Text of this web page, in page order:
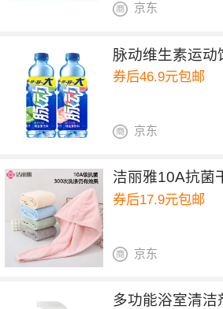
京东
脉动维生素运动
券后46.9元包邮
京东
洁丽雅10A抗菌
券后17.9元包邮
京东
多功能浴室清洁